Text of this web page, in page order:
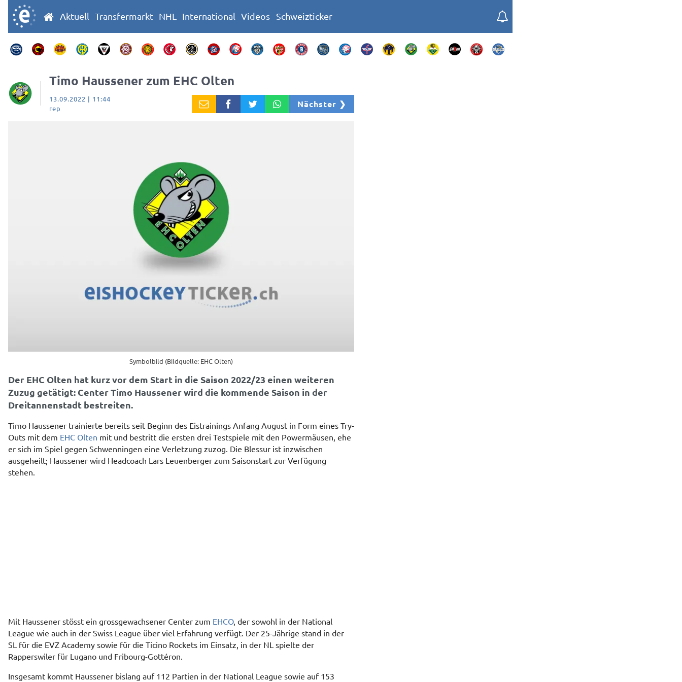
Aktuell Transfermarkt NHL International Videos Schweizticker
Timo Haussener zum EHC Olten
13.09.2022 | 11:44
rep
Nächster ❯
Symbolbild (Bildquelle: EHC Olten)
Der EHC Olten hat kurz vor dem Start in die Saison 2022/23 einen weiteren
Zuzug getätigt: Center Timo Haussener wird die kommende Saison in der
Dreitannenstadt bestreiten.
Timo Haussener trainierte bereits seit Beginn des Eistrainings Anfang August in Form eines Try-
Outs mit dem EHC Olten mit und bestritt die ersten drei Testspiele mit den Powermäusen, ehe
er sich im Spiel gegen Schwenningen eine Verletzung zuzog. Die Blessur ist inzwischen
ausgeheilt; Haussener wird Headcoach Lars Leuenberger zum Saisonstart zur Verfügung
stehen.
Mit Haussener stösst ein grossgewachsener Center zum EHCO, der sowohl in der National
League wie auch in der Swiss League über viel Erfahrung verfügt. Der 25-Jährige stand in der
SL für die EVZ Academy sowie für die Ticino Rockets im Einsatz, in der NL spielte der
Rapperswiler für Lugano und Fribourg-Gottéron.
Insgesamt kommt Haussener bislang auf 112 Partien in der National League sowie auf 153